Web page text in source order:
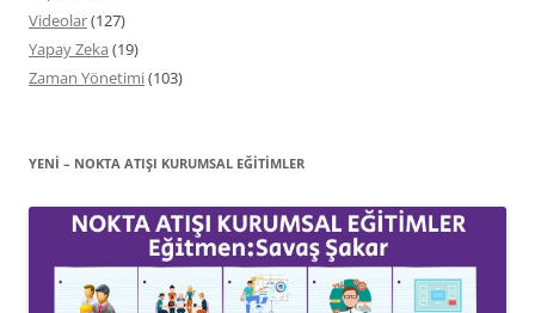
Videolar(127)
Yapay Zeka (19)
Zaman Yönetimi(103)
YENİ – NOKTA ATIŞI KURUMSAL EĞITIMLER